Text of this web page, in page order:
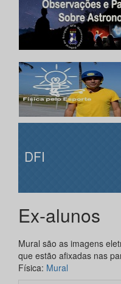
DFI
Ex-alunos
Mural são as imagens
que estão afixadas nas
Física: Mural